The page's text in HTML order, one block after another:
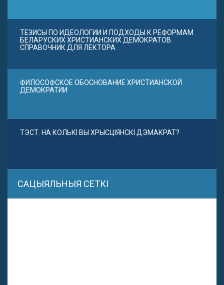
ТЕЗИСЫ ПО ИДЕОЛОГИИ И ПОДХОДЫ К РЕФОРМАМ
БЕЛАРУСКИХ ХРИСТИАНСКИХ ДЕМОКРАТОВ.
СПРАВОЧНИК ДЛЯ ЛЕКТОРА
ФИЛОСОФСКОЕ ОБОСНОВАНИЕ ХРИСТИАНСКОЙ
ДЕМОКРАТИИ
ТЭСТ. НА КОЛЬКІ ВЫ ХРЫСЦІЯНСКІ ДЭМАКРАТ?
САЦЫЯЛЬНЫЯ СЕТКІ